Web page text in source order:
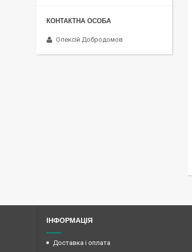
Олексій Добродомов
ІНФОРМАЦІЯ
Доставка і оплата